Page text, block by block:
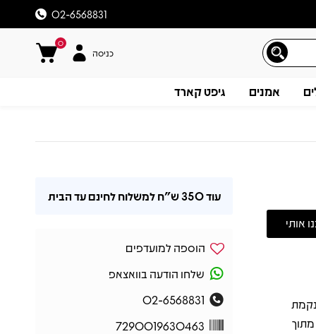
02-6568831
0
כניסה
אמנים גיפט קארד
תיאורנקמת
מתוך
עוד350 ש"ח למשלוח לחינם עד הבית
הוספה למועדפים
שלחו הודעה בוואצאפ
02-6568831
7290019630463